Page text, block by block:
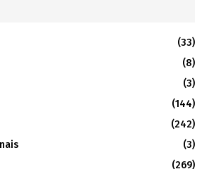
(33)
(8)
(3)
(144)
(242)
(3)
(269)